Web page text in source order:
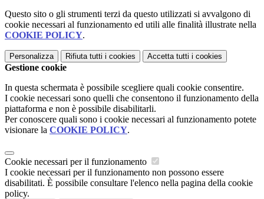
Questo sito o gli strumenti terzi da questo utilizzati si avvalgono di
cookie necessari al funzionamento ed utili alle finalità illustrate nella
COOKIE POLICY.
Personalizza Rifiuta tutti i cookies Accetta tutti i cookies
Gestione cookie
In questa schermata è possibile scegliere quali cookie consentire.
I cookie necessari sono quelli che consentono il funzionamento della
piattaforma e non è possibile disabilitarli.
Per conoscere quali sono i cookie necessari al funzionamento potete
visionare la COOKIE POLICY.
Cookie necessari per il funzionamento
I cookie necessari per il funzionamento non possono essere
disabilitati. È possibile consultare l'elenco nella pagina della cookie
policy.